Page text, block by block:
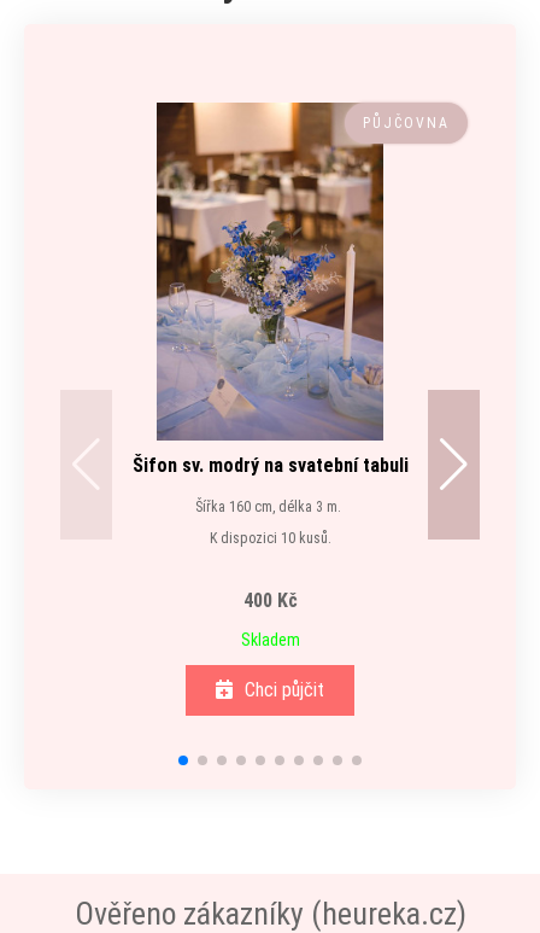
PŮJČOVNA
Šifon sv. modrý na svatební tabuli
Šířka 160 cm, délka 3 m.
K dispozici 10 kusů.
400 Kč
Skladem
Chci půjčit
Ověřeno zákazníky (heureka.cz)